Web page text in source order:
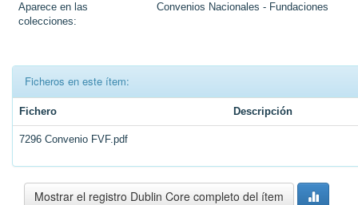
Aparece en las
colecciones:
Convenios Nacionales - Fundaciones
Ficheros en este ítem:
Fichero Descripción
7296 Convenio FVF.pdf
Mostrar el registro Dublin Core completo del ítem